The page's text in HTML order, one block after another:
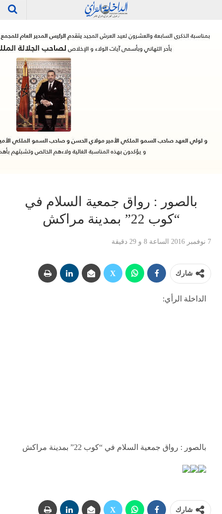
بالصور : رواق جمعية السلام في
“كوب 22” بمدينة مراكش
7 نوفمبر 2016 الساعة 8 و 29 دقيقة
شارك
الداخلة الرأي:
بالصور : رواق جمعية السلام في “كوب 22” بمدينة مراكش
شارك